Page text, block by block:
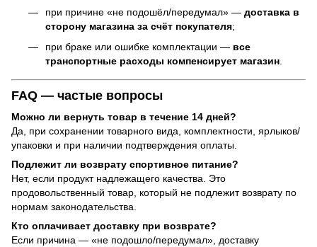
при причине «не подошёл/передумал» — доставка в
сторону магазина за счёт покупателя;
при браке или ошибке комплектации — все
транспортные расходы компенсирует магазин
FAQ — частые вопросы
Можно ли вернуть товар в течение 14 дней?
Да, при сохранении товарного вида, комплектности, ярлыков/
упаковки и при наличии подтверждения оплаты.
Подлежит ли возврату спортивное питание?
Нет, если продукт надлежащего качества. Это
продовольственный товар, который не подлежит возврату по
нормам законодательства.
Кто оплачивает доставку при возврате?
Если причина — «не подошло/передумал», доставку